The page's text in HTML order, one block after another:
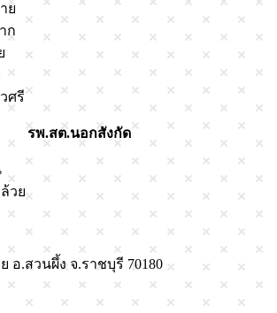
ย
ก
ศรี​
รพ.สต.นอกสังกัด
วย​
อ.สวนผึ้ง จ.ราชบุรี 70180